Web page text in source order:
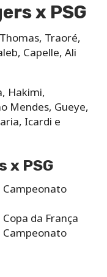
x PSG
Traoré,
Capelle, Ali
Hakimi,
Mendes, Gueye,
Icardi e
x PSG
Campeonato
da França
Campeonato